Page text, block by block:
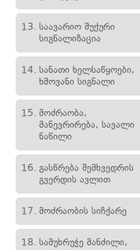
13. საავარიო შუქური
სიგნალიზაცია
14. სანათი ხელსაწყოები,
ხმოვანი სიგნალი
15. მოძრაობა,
მანევრირება, სავალი
ნაწილი
16. გასწრება შემხვედრის
გვერდის ავლით
17. მოძრაობის სიჩქარე
18. სამუხრუჭე მანძილი,